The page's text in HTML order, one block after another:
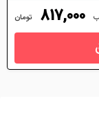
817,000 تومان